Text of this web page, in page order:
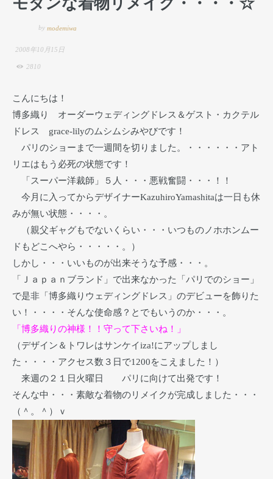
by modemiwa
2008年10月15日
2810
こんにちは！
博多織り オーダーウェディングドレス＆ゲスト・カクテル
ドレス grace-lilyのムシムシみやびです！
パリのショーまで一週間を切りました。・・・・・・アト
リエはもう必死の状態です！
「スーパー洋裁師」５人・・・悪戦奮闘・・・！！
今月に入ってからデザイナーKazuhiroYamashitaは一日も休
みが無い状態・・・・。
（親父ギャグもでないくらい・・・いつものノホホンムー
ドもどこへやら・・・・・。）
しかし・・・いいものが出来そうな予感・・・。
「Ｊａｐａｎブランド」で出来なかった「パリでのショー」
で是非「博多織りウェディングドレス」のデビューを飾りた
い！・・・・そんな使命感？とでもいうのか・・・。
「博多織りの神様！！守って下さいね！」
（デザイン＆トワレはサンケイiza!にアップしまし
た・・・・アクセス数３日で1200をこえました！）
来週の２１日火曜日 パリに向けて出発です！
そんな中・・・素敵な着物のリメイクが完成しました・・・
（＾。＾）ｖ